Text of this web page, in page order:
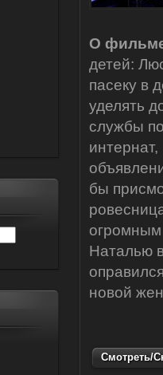
О
детей:
пасеку в
уделять
службы
бы
Наталью
новой
Смотреть/